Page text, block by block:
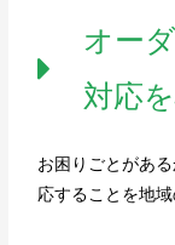
オー
対応
お困りごとがあ
応することを地